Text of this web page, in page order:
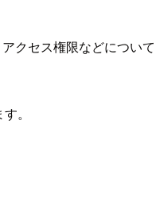
クセス権限などについ
。